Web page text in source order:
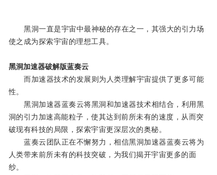
黑洞一直是宇宙中最神秘的存在之一，其强大的引力场
使之成为探索宇宙的理想工具。
黑洞加速器破解版蓝奏云
而加速器技术的发展则为人类理解宇宙提供了更多可能
性。
黑洞加速器蓝奏云将黑洞和加速器技术相结合，利用黑
洞的引力加速高能粒子，使其达到前所未有的速度，从而突
破现有科技的局限，探索宇宙更深层次的奥秘。
蓝奏云团队正在不懈努力，相信黑洞加速器蓝奏云将为
人类带来前所未有的科技突破，为我们揭开宇宙更多的面
纱。